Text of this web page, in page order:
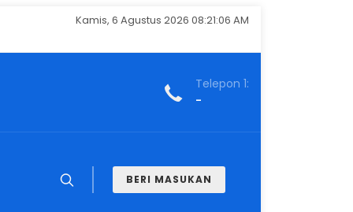
Kamis, 6 Agustus 2026 08:21:07 AM
Telepon 1:
-
BERI MASUKAN